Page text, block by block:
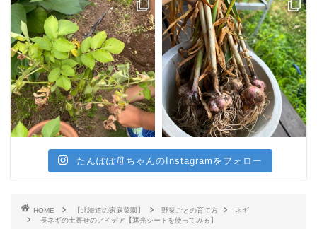
たんぽぽ母ちゃんのInstagramをフォロー
HOME 【北海道の家庭菜園】 野菜ごとの育て方
ネギ
長ネギの土寄せのアイデア【遮光シートを使ってみる】